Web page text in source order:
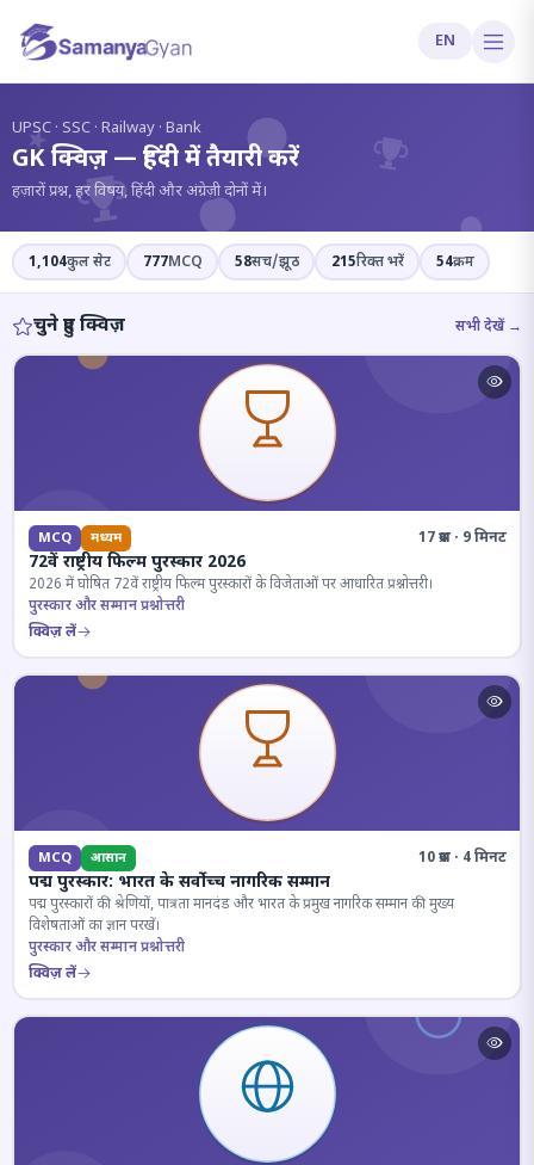
EN
?
UPSC · SSC · Railway · Bank
GK क्विज़ — हिंदी में तैयारी करें
हज़ारों प्रश्न, हर विषय, हिंदी और अंग्रेज़ी दोनों में।
1,104कुल सेट 777MCQ 58सच/झूठ 215रिक्त भरें 54क्रम
चुने हुए क्विज़ सभी देखें →
MCQ मध्यम 17 प्रश्न · 9 मिनट
72वें राष्ट्रीय फिल्म पुरस्कार 2026
2026 में घोषित 72वें राष्ट्रीय फिल्म पुरस्कारों के विजेताओं पर आधारित प्रश्नोत्तरी।
पुरस्कार और सम्मान प्रश्नोत्तरी
क्विज़ लें
MCQ आसान 10 प्रश्न · 4 मिनट
पद्म पुरस्कार: भारत के सर्वोच्च नागरिक सम्मान
पद्म पुरस्कारों की श्रेणियों, पात्रता मानदंड और भारत के प्रमुख नागरिक सम्मान की मुख्य
विशेषताओं का ज्ञान परखें।
पुरस्कार और सम्मान प्रश्नोत्तरी
क्विज़ लें